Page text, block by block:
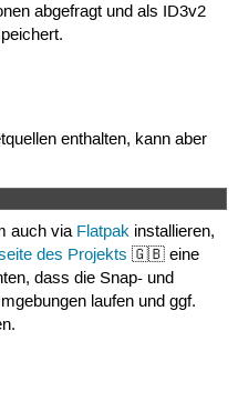
abgefragt und als ID3v2
enthalten, kann aber
auch via Flatpakinstallieren,
des Projekts 🇬🇧 eine
dass die Snap- und
laufen und ggf.